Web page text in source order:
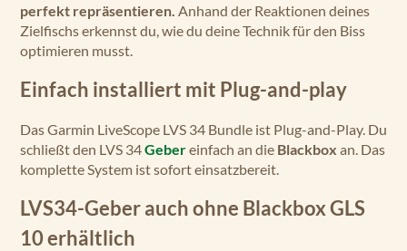
perfekt repräsentieren. Anhand der Reaktionen deines
Zielfischs erkennst du, wie du deine Technik für den Biss
optimieren musst.
Einfach installiert mit Plug-and-play
Das Garmin LiveScope LVS 34 Bundle ist Plug-and-Play. Du
schließt den LVS 34Gebereinfach an die Blackbox an. Das
komplette System ist sofort einsatzbereit.
LVS34-Geber auch ohne Blackbox GLS
10 erhältlich